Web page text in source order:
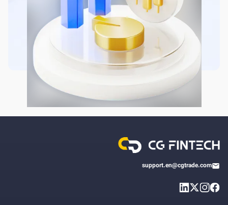
support.en@cgtrade.com